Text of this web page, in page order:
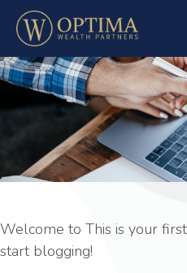
Welcome to This is your
start blogging!